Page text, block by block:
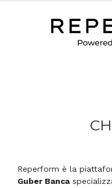
Reperform è la
Guber Banca